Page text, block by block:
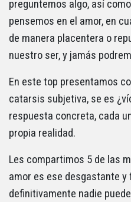
preguntemos algo, así
pensemos en el amor, en
de manera placentera o
nuestro ser, y jamás
En este top presentamos
catarsis subjetiva, se es
respuesta concreta, cada
propia realidad.
Les compartimos 5 de las
amor es ese desgastante
definitivamente nadie